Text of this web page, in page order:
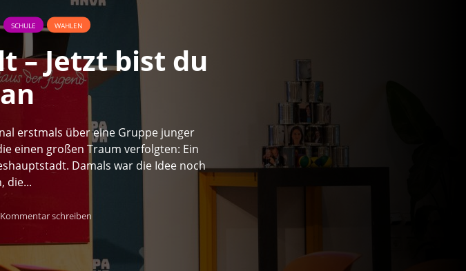
SCHULE WAHLEN
– Jetzt bist du
erstmals über eine Gruppe junger
einen großen Traum verfolgten: Ein
Damals war die Idee noch
die...
Kommentar schreiben